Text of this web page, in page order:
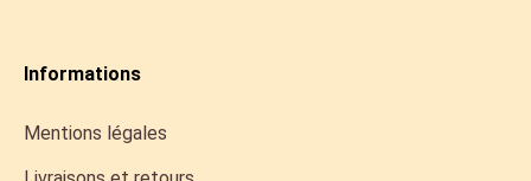
Informations
Mentions légales